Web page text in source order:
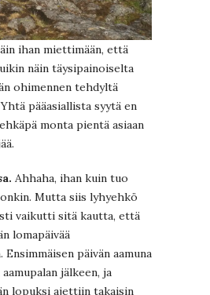
ihan miettimään, että
näin täysipainoiselta
ohimennen tehdyltä
pääasiallista syytä en
monta pientä asiaan
Ahhaha, ihan kuin tuo
Mutta siis lyhyehkö
vaikutti sitä kautta, että
lomapäivää
päivän aamuna
jälkeen, ja
lopuksi ajettiin takaisin